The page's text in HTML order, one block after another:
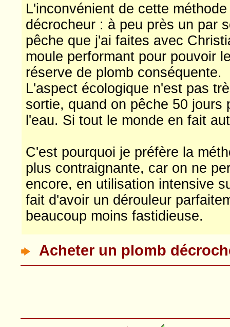
L'inconvénient de cette
décrocheur : à peu près un par
pêche que j'ai faites avec
moule performant pour pouvoir
réserve de plomb conséquente.
L'aspect écologique n'est pas
sortie, quand on pêche 50
l'eau. Si tout le monde en fait
C'est pourquoi je préfère la
plus contraignante, car on ne
encore, en utilisation intensive
fait d'avoir un dérouleur
beaucoup moins fastidieuse.
Acheter un plomb